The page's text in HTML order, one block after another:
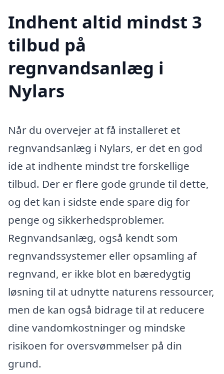
Indhent altid mindst 3
tilbud på
regnvandsanlæg i
Nylars
Når du overvejer at få installeret et
regnvandsanlæg i Nylars, er det en god
ide at indhente mindst tre forskellige
tilbud. Der er flere gode grunde til dette,
og det kan i sidste ende spare dig for
penge og sikkerhedsproblemer.
Regnvandsanlæg, også kendt som
regnvandssystemer eller opsamling af
regnvand, er ikke blot en bæredygtig
løsning til at udnytte naturens ressourcer,
men de kan også bidrage til at reducere
dine vandomkostninger og mindske
risikoen for oversvømmelser på din
grund.